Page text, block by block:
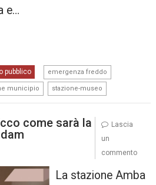
e…
pubblico emergenza freddo
municipio stazione-museo
come sarà la
La stazione Amba
Lascia
un
commento